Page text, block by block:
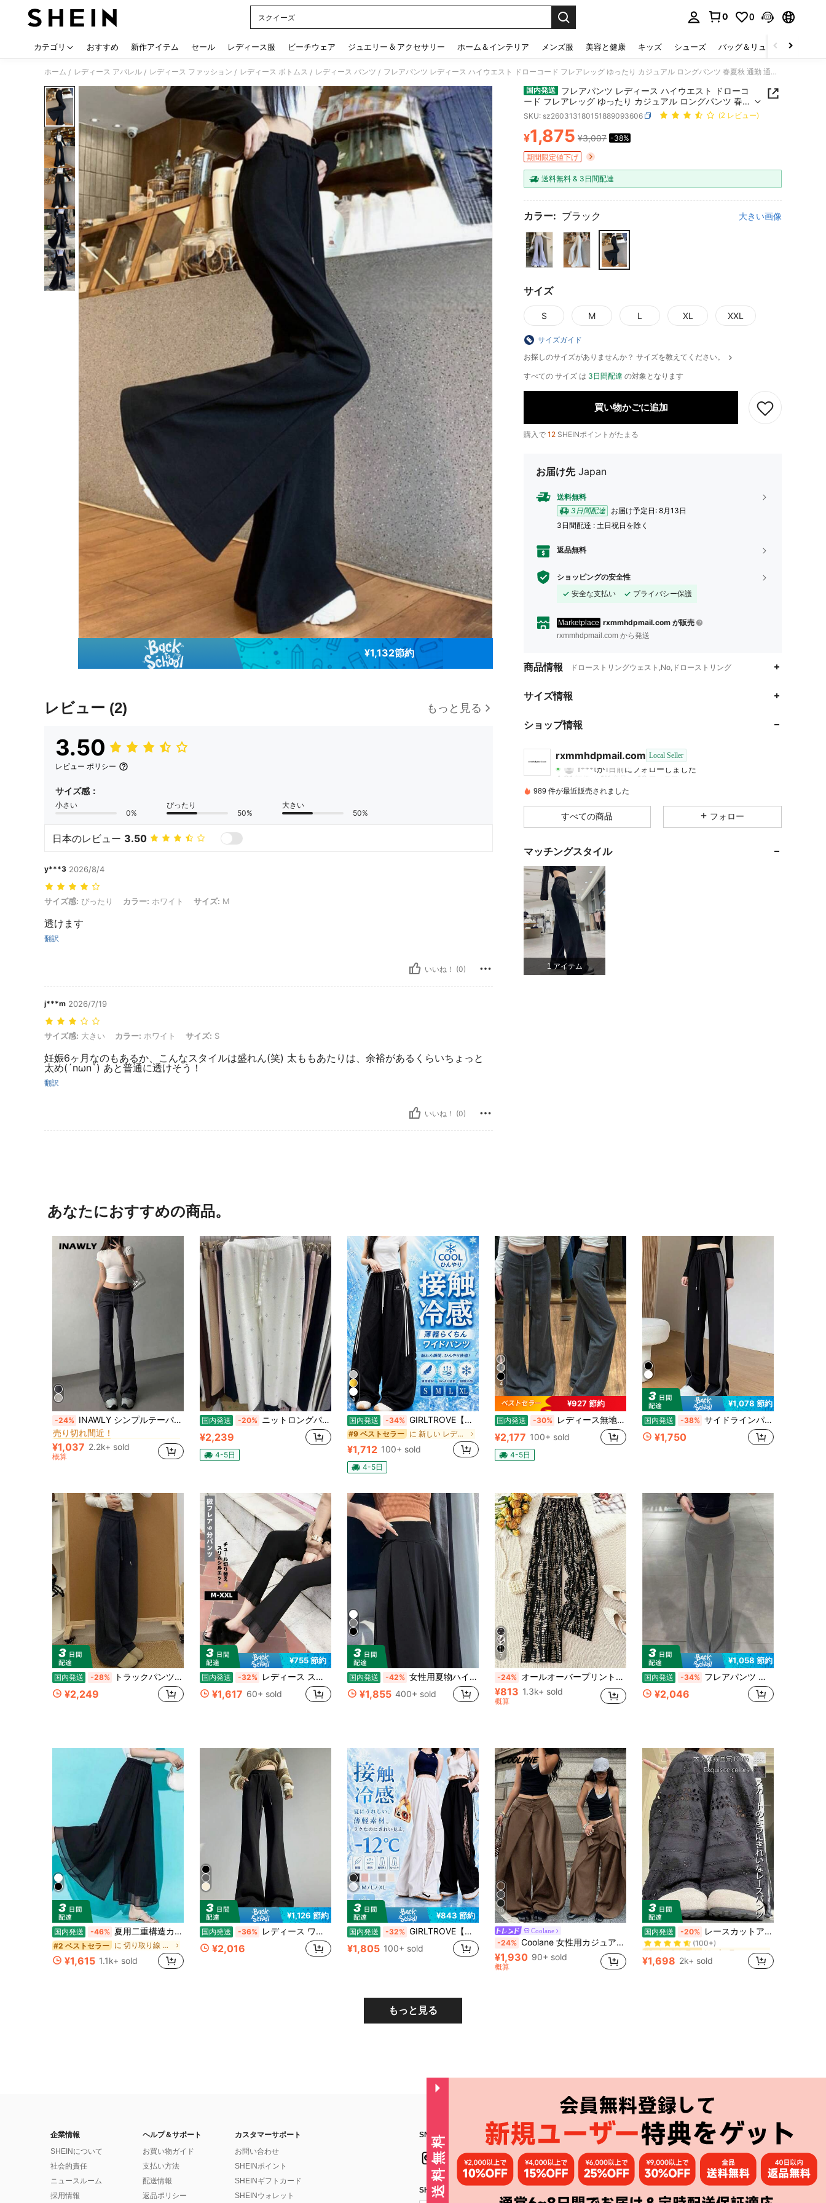
スクイーズ
0 0
カテゴリ おすすめ 新作アイテム セール レディース服 ビーチウェア ジュエリー & アクセサリー ホーム＆インテリア メンズ服 美容と健康 キッズ シューズ バッグ＆リュック
ホーム / レディース アパレル / レディース ファッション / レディース ボトムス / レディース パンツ / フレアパンツ レディース ハイウエスト ドローコード フレアレッグ ゆったり カジュアル ロングパンツ 春夏秋 通勤 通学 デート お出かけ ストリート スリム 美脚効果 体型カバー 通気性 伸縮性 柔らかい 日常使い アウトドア ホワイト ブラック グレー
¥1,132節約
レビュー (2) もっと見る
3.50
レビュー ポリシー
サイズ感：
小さい
0%
ぴったり
50%
大きい
50%
日本のレビュー 3.50
y***3 2026/8/4
サイズ感: ぴったり, カラー: ホワイト, サイズ: M
サイズ感: ぴったり カラー: ホワイト サイズ: M
透けます
翻訳
いいね！ (0)
j***m 2026/7/19
サイズ感: 大きい, カラー: ホワイト, サイズ: S
サイズ感: 大きい カラー: ホワイト サイズ: S
妊娠6ヶ月なのもあるか、こんなスタイルは盛れん(笑) 太ももあたりは、余裕があるくらいちょっと
太め(´nωn`) あと普通に透けそう！
翻訳
いいね！ (0)
国内発送
フレアパンツ レディース ハイウエスト ドローコ
ード フレアレッグ ゆったり カジュアル ロングパンツ 春夏
秋 通勤 通学 デート お出かけ ストリート スリム 美脚効果
体型カバー 通気性 伸縮性 柔らかい 日常使い アウトドア
ホワイト ブラック グレー
SKU: sz260313180151889093606 (2 レビュー)
PRICE AND AVAILABILITY
¥1,875 ¥3,007 -38%
期間限定値下げ
送料無料 & 3日間配達
カラー: ブラック 大きい画像
サイズ
S M L XL XXL
サイズガイド
お探しのサイズがありませんか？ サイズを教えてください。
すべての サイズ は 3日間配達 の対象となります
買い物かごに追加
購入で 12 SHEINポイントがたまる
お届け先 Japan
送料無料
3日間配達
お届け予定日: 8月13日
3日間配達 : 土日祝日を除く
返品無料
ショッピングの安全性
安全な支払い
プライバシー保護
Marketplace rxmmhdpmail.com が販売
rxmmhdpmail.com から発送
商品情報 ドローストリングウェスト,No,ドローストリング
サイズ情報
ショップ情報
rxmmhdpmail.com Local Seller
4.31
が 1日前 にフォローしました
4.31 評価 1K商品 19 フォロワー
4.31 1K 19
4.31 1K
4.31 1K
1K
4.31 1K
989 件が最近販売されました
すべての商品 フォロー
マッチングスタイル
1 アイテム
あなたにおすすめの商品。
-24% INAWLY シンプルテーパードスウェットパンツ
#1 ベストセラー ジッパー 女性用スウェットパンツ
売り切れ間近！
#1 ベストセラー
売り切れ間近！
#1 ベストセラー
売り切れ間近！
#1 ベストセラー ジッパー 女性用スウェットパンツ
売り切れ間近！
¥1,037 2.2k+ sold
概算
国内発送 -20% ニットロングパンツ レディース ハイウエスト ストレートパンツ 厚手 ゆったり 無地 ウエストゴム 柔らか素材 ストレッチ カジュアル 秋冬 ボトムス リラックス 快適 部屋着 デイリー 韓国ファッション 体型カバー 着痩せ 美脚 お出かけ 通勤 通学 シンプル あったか 大人かわいい 新作
¥2,239
4-5日
8
国内発送 -34% GIRLTROVE【期間限定＆国内即発送】2026春・夏・秋新作刺繍入りの軽量でふんわりとしたワイドパンツ、女性向けハイウエスト。夏のビーチバケーションにぴったり
#9 ベストセラー に 新しい レディースパンツ
¥1,712 100+ sold
4-5日
4
¥927 節約
国内発送 -30% レディース無地デザインスウィートカジュアルストレートロングパンツ，ハイウエストでドレープ感が綺麗で着痩せ効果抜群，肌に優しく快適な着用感，ウエストドローコードでサイズ調整が自由にできる，在宅・日常・お出かけ・通勤などマルチシーンで活躍する実用的なボトムス
¥2,177 100+ sold
4-5日
¥1,078 節約
国内発送 -38% サイドラインパンツ レディース ハイウエスト ドローコード ワイドパンツ ポケット付き ロング丈 カジュアル 春夏秋 着痩せ 体型カバー 美脚効果 垂れ感 日常使い 通勤 通学 デート お出かけ ストリート オフィスカジュアル
¥1,750
国内発送 -28% トラックパンツ レディース ハイウエスト ドローコード ワイドパンツ カジュアル ロングパンツ 秋冬 通勤 通学 デート お出かけ ストリート スリム 美脚効果 体型カバー 通気性 伸縮性 柔らかい 日常使い アウトドア ライトグレー ブラック ホワイト
¥2,249
¥755 節約
国内発送 -32% レディース スーツ風 フレアパンツ 9分丈 10分丈 チュールトリム 2026新作 春夏秋 綺麗め 軽量 柔らか 通気性抜群 ストレッチ スリムフィット 楽ちん 美脚効果 細見え 通勤 オフィス 普段使い
¥1,617 60+ sold
国内発送 -42% 女性用夏物ハイウエストスリムフィットドレープ感のある万能カジュアルスーツパンツ、エレガントでスタイリッシュなストレートワイドレッグロングパンツ
¥1,855 400+ sold
7
-24% オールオーバープリントカジュアルパンツ、春夏秋に適しています ブラック
¥813 1.3k+ sold
概算
¥1,058 節約
国内発送 -34% フレアパンツ レディース ロング丈 ハイウエスト ワイドヘム スリムフィット 着痩せ 無地 カジュアル スポーツ 柔らかい ストレッチ 通気性 春夏秋 普段使い 通勤 通学 デート お出かけ ヨガ デイリー 動きやすい
¥2,046
国内発送 -46% 夏用二重構造カジュアルファッションシフォンハイウエストパンツ、ゆったりとしたドレープ感で着痩せ効果のあるダンスパンツスカート
#2 ベストセラー に 切り取り線 カジュアルパンツ
¥1,615 1.1k+ sold
¥1,126 節約
国内発送 -36% レディース ワイドパンツ ハイウエスト ドローコード ポケット付き ルーズシルエット ストレート カジュアル デイリー お出かけ 春秋 韓国ファッション おしゃれ ボトムス
¥2,016
¥843 節約
国内発送 -32% GIRLTROVE【期間限定 国内発送】2026春夏新作 レディース レース切替ワイドパンツ ハイウエスト ゆったり美脚 体型カバー カジュアル ロングパンツ
¥1,805 100+ sold
10
Coolane
-24% Coolane 女性用カジュアルファッション通勤デザイン ミニマリスト 無地 プリーツ ゆとりワイドパンツ
¥1,930 90+ sold
概算
国内発送 -20% レースカットアウト ハイウエストカジュアルパンツ レディース 黒ズボン フリル付き スリムシルエット 快適デイリー
#3 ベストセラー
に パーティー 女性用ボトムス
(100+)
#3 ベストセラー
(100+)
#3 ベストセラー
(100+)
#3 ベストセラー
に パーティー 女性用ボトムス
¥1,698 2k+ sold
もっと見る
企業情報
SHEINについて
社会的責任
ニュースルーム
採用情報
ヘルプ＆サポート
お買い物ガイド
支払い方法
配送情報
返品ポリシー
カスタマーサポート
お問い合わせ
SHEINポイント
SHEINギフトカード
SHEINウォレット
SNSフォローはこちら： アプリ
SHEIN STYLE NEWSを購読する